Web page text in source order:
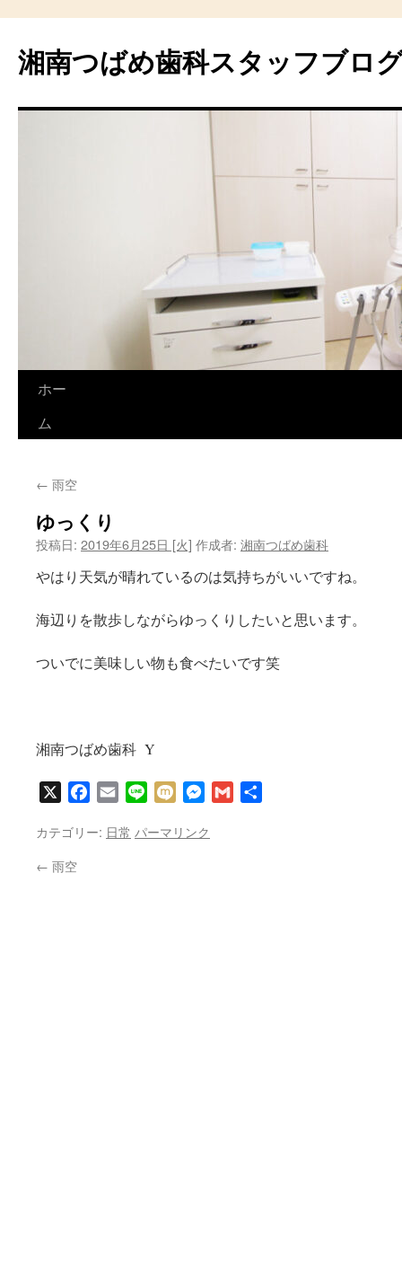
湘南つばめ歯科スタッフブロ
ン
ツ
へ
キ
ッ
ホー
ム
← 雨空
ゆっくり
投稿日: 2019年6月25日 [火] 作成者: 湘南つばめ歯科
やはり天気が晴れているのは気持ちがいいですね。
海辺りを散歩しながらゆっくりしたいと思います。
ついでに美味しい物も食べたいです笑
湘南つばめ歯科 Y
X Facebook
Email Line Mixi Messenger
Gmail
カテゴリー: 日常 パーマリンク
← 雨空